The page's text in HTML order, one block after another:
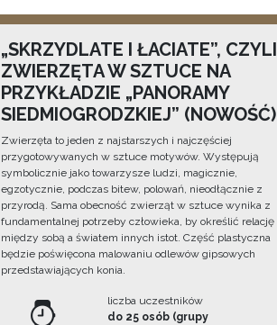
„SKRZYDLATE I ŁACIATE”, CZYLI
ZWIERZĘTA W SZTUCE NA
PRZYKŁADZIE „PANORAMY
SIEDMIOGRODZKIEJ” (NOWOŚĆ)
Zwierzęta to jeden z najstarszych i najczęściej
przygotowywanych w sztuce motywów. Występują
symbolicznie jako towarzysze ludzi, magicznie,
egzotycznie, podczas bitew, polowań, nieodłącznie z
przyrodą. Sama obecność zwierząt w sztuce wynika z
fundamentalnej potrzeby człowieka, by określić relację
między sobą a światem innych istot. Część plastyczna
będzie poświęcona malowaniu odlewów gipsowych
przedstawiających konia.
liczba uczestników
do 25 osób (grupy